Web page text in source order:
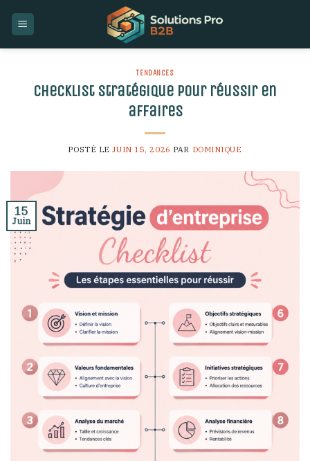
TENDANCES
Checklist stratégique pour réussir en
affaires
POSTÉ LEJUIN 15, 2026 PAR DOMINIQUE
15
Juin